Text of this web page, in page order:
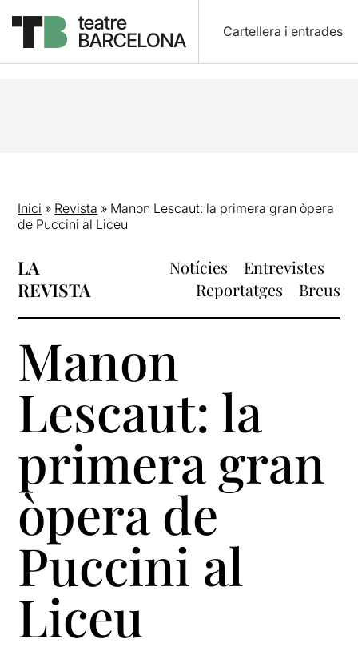
Cartellera i entrades
Inici » Revista » Manon Lescaut: la primera gran òpera
de Puccini al Liceu
LA
REVISTA
Notícies
Entrevistes
Reportatges
Breus
Manon
Lescaut: la
primera gran
òpera de
Puccini al
Liceu